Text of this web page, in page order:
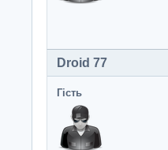
Droid 77
Гість